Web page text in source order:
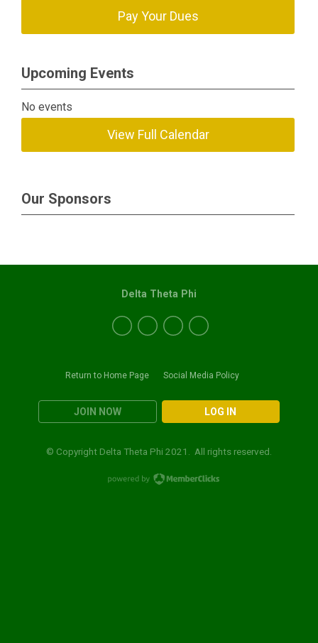
Pay Your Dues
Upcoming Events
No events
View Full Calendar
Our Sponsors
Return to Home Page Social Media Policy
JOIN NOW LOG IN
Delta Theta Phi
© Copyright Delta Theta Phi 2021. All rights reserved.